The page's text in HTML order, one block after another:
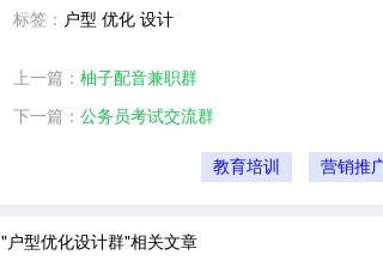
标签： 户型 优化 设计
上一篇： 柚子配音兼职群
下一篇： 公务员考试交流群
教育培训 营销推
"户型优化设计群"相关文章